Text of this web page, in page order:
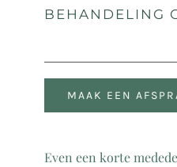
Webshop
BEHANDELING
MAAK EEN
Even een korte